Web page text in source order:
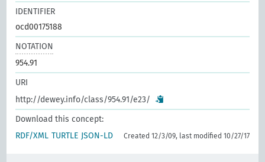
IDENTIFIER
ocd00175188
NOTATION
954.91
URI
http://dewey.info/class/954.91/e23/
Download this concept:
RDF/XML TURTLE JSON-LD Created 12/3/09, last modified 10/27/17